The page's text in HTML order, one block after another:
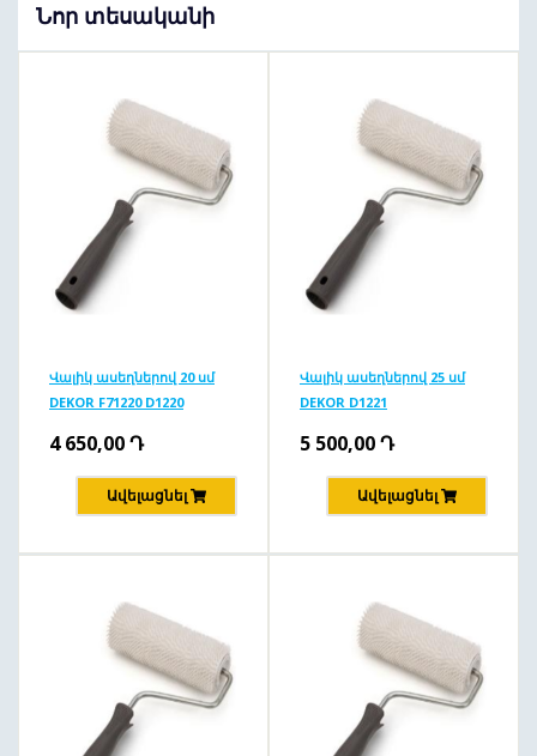
Նոր տեսականի
Վալիկ ասեղներով 20 սմ
DEKOR F71220 D1220
4 650,00Դ
Ավելացնել
Վալիկ ասեղներով 25 սմ
DEKOR D1221
5 500,00Դ
Ավելացնել